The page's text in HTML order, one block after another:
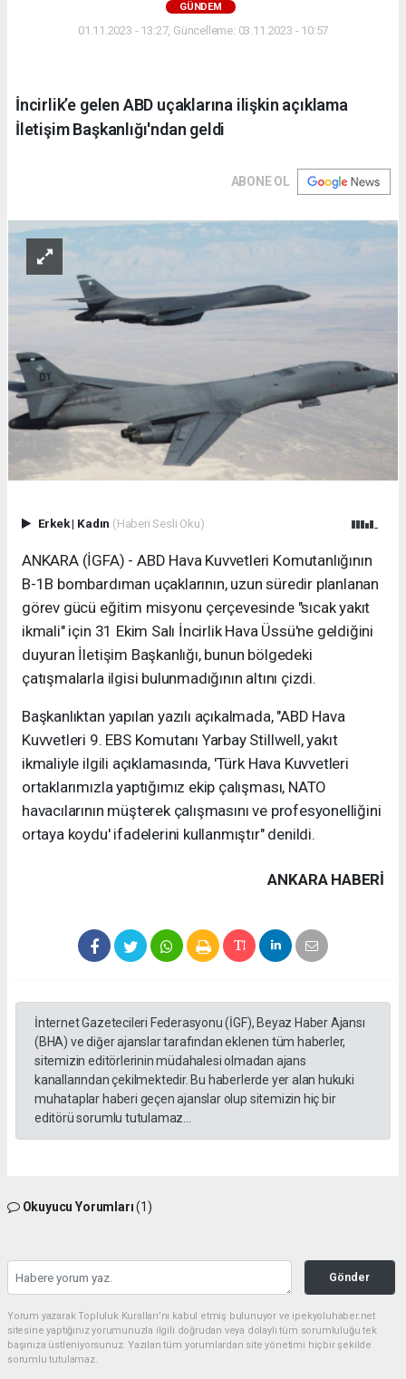
GÜNDEM
01.11.2023 - 13:27, Güncelleme: 03.11.2023 - 10:57
İncirlik’e gelen ABD uçaklarına ilişkin açıklama
İletişim Başkanlığı'ndan geldi
ABONE OL
Erkek| Kadın (Haberi Sesli Oku)
ANKARA (İGFA) - ABD Hava Kuvvetleri Komutanlığının
B-1B bombardıman uçaklarının, uzun süredir planlanan
görev gücü eğitim misyonu çerçevesinde "sıcak yakıt
ikmali" için 31 Ekim Salı İncirlik Hava Üssü'ne geldiğini
duyuran İletişim Başkanlığı, bunun bölgedeki
çatışmalarla ilgisi bulunmadığının altını çizdi.
Başkanlıktan yapılan yazılı açıkalmada, "ABD Hava
Kuvvetleri 9. EBS Komutanı Yarbay Stillwell, yakıt
ikmaliyle ilgili açıklamasında, 'Türk Hava Kuvvetleri
ortaklarımızla yaptığımız ekip çalışması, NATO
havacılarının müşterek çalışmasını ve profesyonelliğini
ortaya koydu' ifadelerini kullanmıştır" denildi.
ANKARA HABERİ
İnternet Gazetecileri Federasyonu (İGF), Beyaz Haber Ajansı
(BHA) ve diğer ajanslar tarafından eklenen tüm haberler,
sitemizin editörlerinin müdahalesi olmadan ajans
kanallarından çekilmektedir. Bu haberlerde yer alan hukuki
muhataplar haberi geçen ajanslar olup sitemizin hiç bir
editörü sorumlu tutulamaz...
Okuyucu Yorumları(1)
Gönder
Yorum yazarak Topluluk Kuralları’nı kabul etmiş bulunuyor ve ipekyoluhaber.net
sitesine yaptığınız yorumunuzla ilgili doğrudan veya dolaylı tüm sorumluluğu tek
başınıza üstleniyorsunuz. Yazılan tüm yorumlardan site yönetimi hiçbir şekilde
sorumlu tutulamaz.